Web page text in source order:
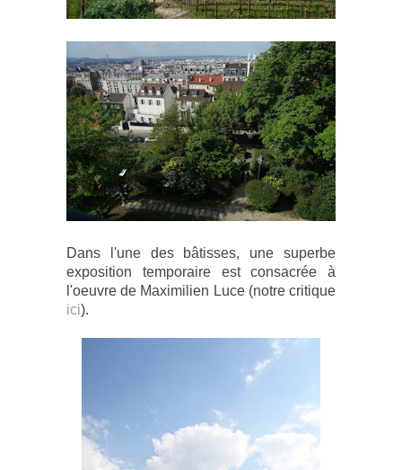
Dans l'une des bâtisses, une superbe
exposition temporaire est consacrée à
l'oeuvre de Maximilien Luce (notre critique
ici).